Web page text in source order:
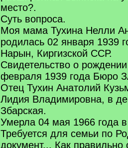
место?.
Суть вопроса.
Моя мама Тухина Нелли
родилась 02 января 1939
Нарын, Киргизской ССР.
Свидетельство о
февраля 1939 года Бюро
Отец Тухин Анатолий
Лидия Владимировна, в
Збарская.
Умерла 04 мая 1966 года
Требуется для семьи по
документ... Как